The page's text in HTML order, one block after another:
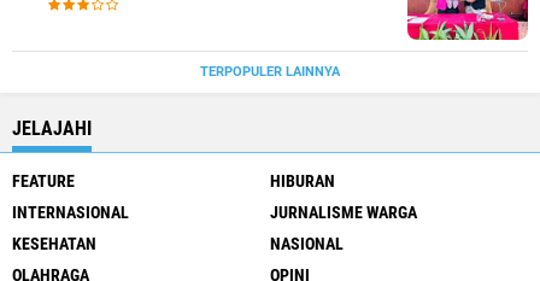
TERPOPULER LAINNYA
JELAJAHI
FEATURE
HIBURAN
INTERNASIONAL
JURNALISME WARGA
KESEHATAN
NASIONAL
OLAHRAGA
OPINI